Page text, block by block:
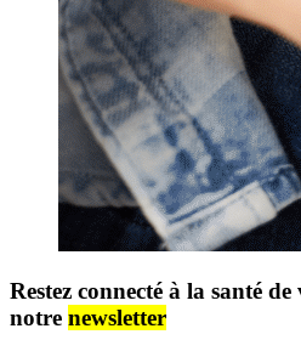
Restez connecté à la santé
notre newsletter